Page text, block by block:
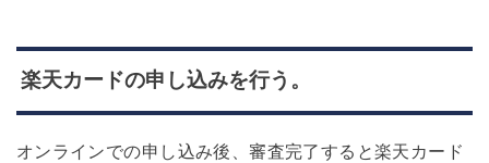
楽天カードの申し込みを行う。
オンラインでの申し込み後、審査完了すると楽天カード